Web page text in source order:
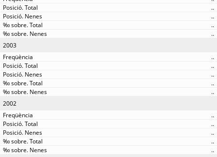
..
..
..
..
2003
..
..
..
..
..
2002
..
..
..
..
..